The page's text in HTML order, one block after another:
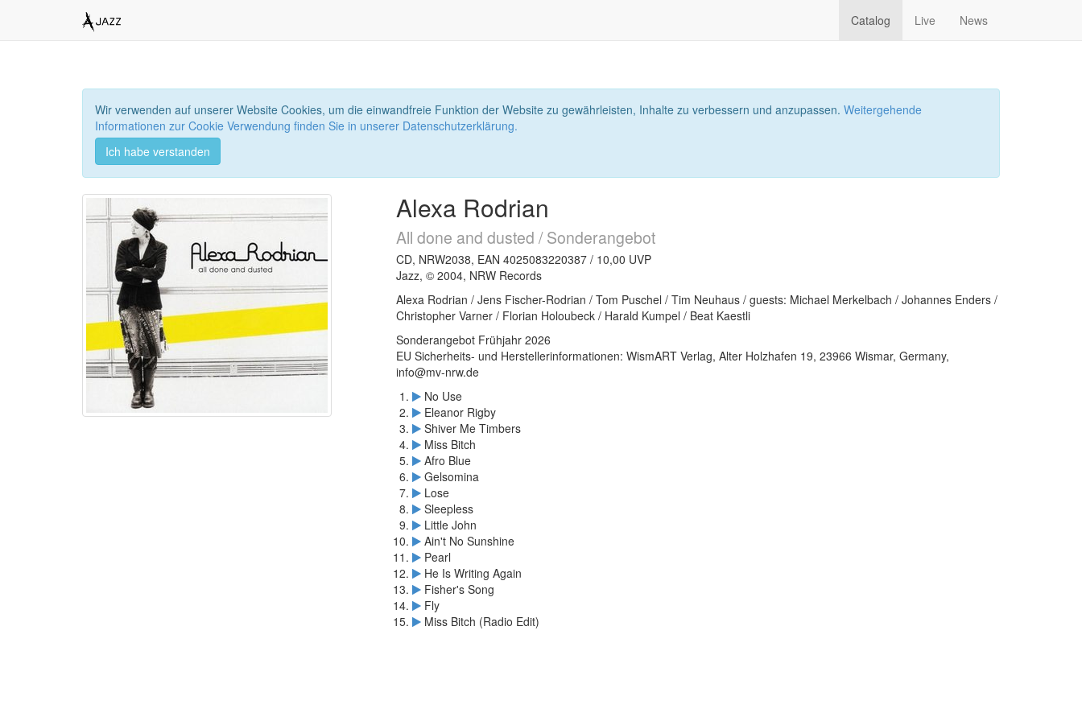
Catalog Live News
Wir verwenden auf unserer Website Cookies, um die einwandfreie Funktion der Website zu gewährleisten, Inhalte zu verbessern und anzupassen. Weitergehende
Informationen zur Cookie Verwendung finden Sie in unserer Datenschutzerklärung.
Ich habe verstanden
Alexa Rodrian
All done and dusted / Sonderangebot
CD, NRW2038, EAN 4025083220387 / 10,00 UVP
Jazz, © 2004, NRW Records
Alexa Rodrian / Jens Fischer-Rodrian / Tom Puschel / Tim Neuhaus / guests: Michael Merkelbach / Johannes Enders /
Christopher Varner / Florian Holoubeck / Harald Kumpel / Beat Kaestli
Sonderangebot Frühjahr 2026
EU Sicherheits- und Herstellerinformationen: WismART Verlag, Alter Holzhafen 19, 23966 Wismar, Germany,
info@mv-nrw.de
No Use
Eleanor Rigby
Shiver Me Timbers
Miss Bitch
Afro Blue
Gelsomina
Lose
Sleepless
Little John
Ain't No Sunshine
Pearl
He Is Writing Again
Fisher's Song
Fly
Miss Bitch (Radio Edit)